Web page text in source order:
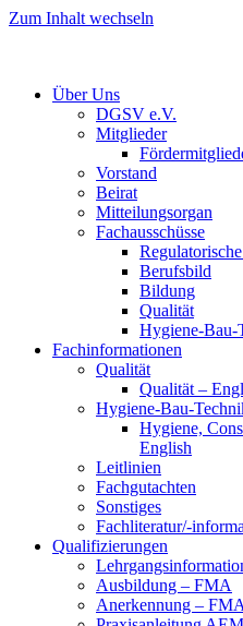
Zum Inhalt wechseln
Über Uns
DGSV e.V.
Mitglieder
Vorstand
Beirat
Mitteilungsorgan
Fachausschüsse
Berufsbild
Bildung
Qualität
Hygiene-Bau-
Fachinformationen
Qualität
Qualität –
Hygiene-Bau-
Hygiene,
English
Leitlinien
Fachgutachten
Sonstiges
Fachliteratur/-
Qualifizierungen
Ausbildung – FMA
Anerkennung – FMA